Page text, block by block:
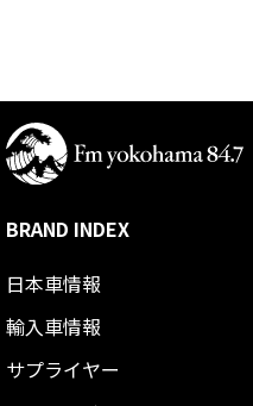
BRAND INDEX
日本車情報​
輸入車情報
サプライヤー